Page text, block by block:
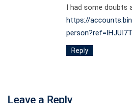
I had some doubts
https://
Reply
Leave a Reply